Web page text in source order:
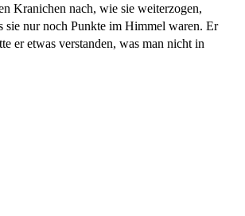
Kranichen nach, wie sie weiterzogen,
sie nur noch Punkte im Himmel waren. Er
er etwas verstanden, was man nicht in